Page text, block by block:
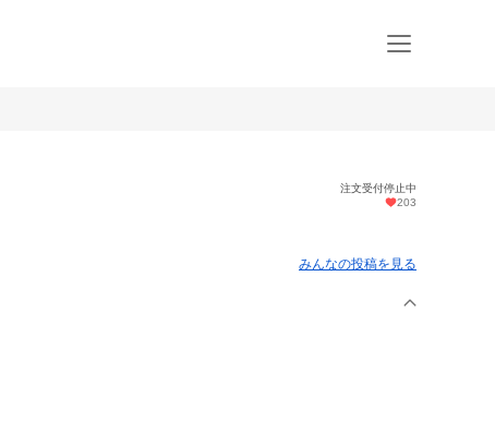
注文受付停止中
203
みんなの投稿を見る